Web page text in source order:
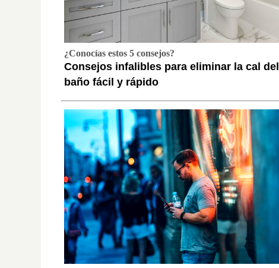
¿Conocías estos 5 consejos?
Consejos infalibles para eliminar la cal del
baño fácil y rápido